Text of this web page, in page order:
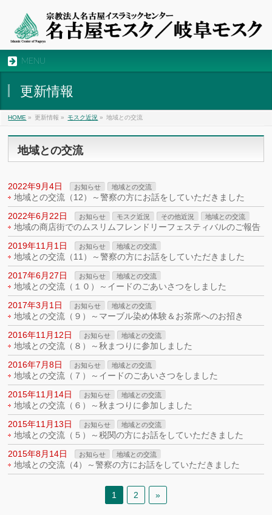
MENU
更新情報
HOME » 更新情報 » モスク近況 » 地域との交流
地域との交流
2022年9月4日 お知らせ 地域との交流
地域との交流（12）～警察の方にお話をしていただきました
2022年6月22日
お知らせ モスク近況 その他近況 地域との交流
地域の商店街でのムスリムフレンドリーフェスティバルのご報告
2019年11月1日
お知らせ 地域との交流
地域との交流（11）～警察の方にお話をしていただきました
2017年6月27日
お知らせ 地域との交流
地域との交流（１０）～イードのごあいさつをしました
2017年3月1日
お知らせ 地域との交流
地域との交流（９）～マーブル染め体験＆お茶席へのお招き
2016年11月12日
お知らせ 地域との交流
地域との交流（８）～秋まつりに参加しました
2016年7月8日
お知らせ 地域との交流
地域との交流（７）～イードのごあいさつをしました
2015年11月14日
お知らせ 地域との交流
地域との交流（６）～秋まつりに参加しました
2015年11月13日
お知らせ 地域との交流
地域との交流（５）～税関の方にお話をしていただきました
2015年8月14日
お知らせ 地域との交流
地域との交流（4）～警察の方にお話をしていただきました
1 2 »